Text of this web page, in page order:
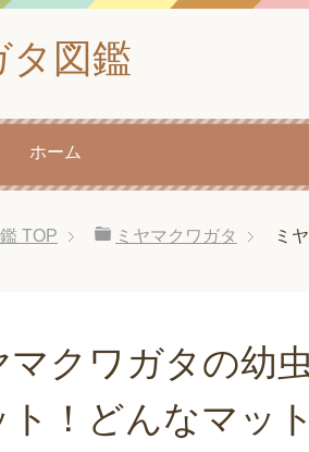
タ図鑑
ホーム
TOP ミヤマクワガタ ミ
マクワガタの幼
ト！どんなマッ